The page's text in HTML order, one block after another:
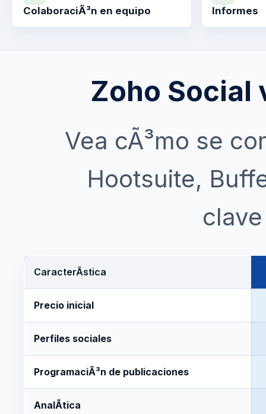
ColaboraciÃ³n en equipo
Informes
Zoho Social
Vea cÃ³mo se
Hootsuite,
CaracterÃ­stica
Precio inicial
Perfiles sociales
ProgramaciÃ³n de publicaciones
AnalÃ­tica